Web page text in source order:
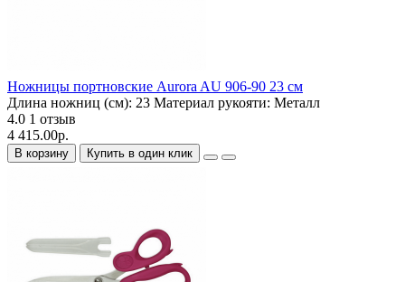
Ножницы портновские Aurora AU 906-90 23 см
Длина ножниц (см): 23 Материал рукояти: Металл
4.0 1 отзыв
4 415.00р.
В корзину Купить в один клик